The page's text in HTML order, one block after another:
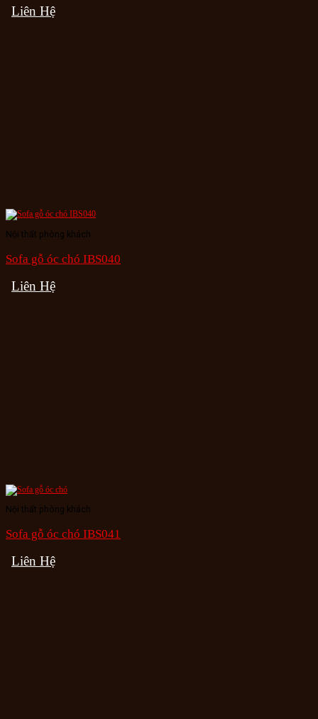
Liên Hệ
Nội thất phòng khách
Sofa gỗ óc chó IBS040
Liên Hệ
Nội thất phòng khách
Sofa gỗ óc chó IBS041
Liên Hệ